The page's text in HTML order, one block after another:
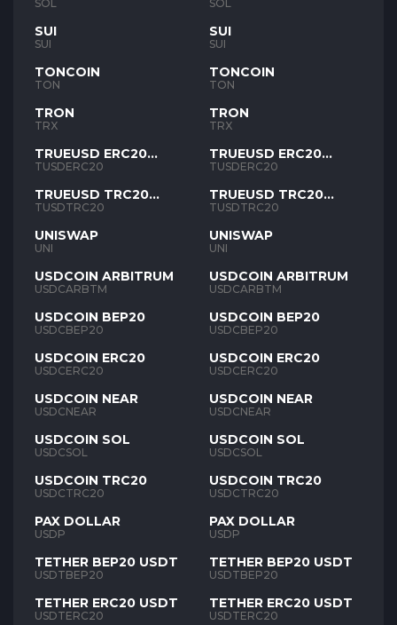
SOL
SUI
SUI
TONCOIN
TON
TRON
TRX
TRUEUSD ERC20
TUSD
TUSDERC20
TRUEUSD TRC20
TUSD
TUSDTRC20
UNISWAP
UNI
USDCOIN ARBITRUM
USDCARBTM
USDCOIN BEP20
USDCBEP20
USDCOIN ERC20
USDCERC20
USDCOIN NEAR
USDCNEAR
USDCOIN SOL
USDCSOL
USDCOIN TRC20
USDCTRC20
PAX DOLLAR
USDP
TETHER BEP20 USDT
USDTBEP20
TETHER ERC20 USDT
USDTERC20
SOL
SUI
SUI
TONCOIN
TON
TRON
TRX
TRUEUSD ERC20
TUSD
TUSDERC20
TRUEUSD TRC20
TUSD
TUSDTRC20
UNISWAP
UNI
USDCOIN ARBITRUM
USDCARBTM
USDCOIN BEP20
USDCBEP20
USDCOIN ERC20
USDCERC20
USDCOIN NEAR
USDCNEAR
USDCOIN SOL
USDCSOL
USDCOIN TRC20
USDCTRC20
PAX DOLLAR
USDP
TETHER BEP20 USDT
USDTBEP20
TETHER ERC20 USDT
USDTERC20